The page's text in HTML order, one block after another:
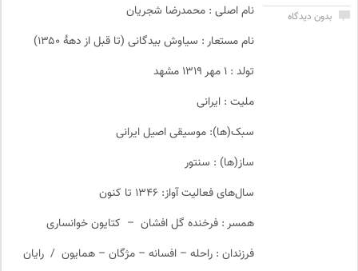
بدون دیدگاه
نام اصلی : محمدرضا شجریان
نام مستعار : سیاوش بیدگانی (تا قبل از دههٔ ۱۳۵۰)
تولد : ۱ مهر ۱۳۱۹ مشهد
ملیت : ایرانی
سبک‌(ها): موسیقی اصیل ایرانی
ساز(ها) : سنتور
سال‌های فعالیت آواز: ۱۳۴۶ تا کنون
همسر : فرخنده گل افشان – کتایون خوانساری
فرزندان : راحله – افسانه – مژگان – همایون / رایان